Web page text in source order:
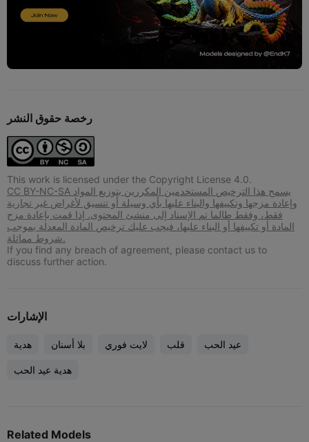
رخصة حقوق النشر
This work is licensed under the Copyright License 4.0.
CC BY-NC-SA يسمح هذا الترخيص المستخدمين المكررين بتوزيع المواد
وإعادة مزجها وتكييفها والبناء عليها بأي وسيلة أو تنسيق لأغراض غير تجارية
فقط، وفقط طالما تم الإسناد إلى منشئ المحتوى. إذا قمت بإعادة مزج
المادة أو تكييفها أو البناء عليها، فيجب عليك ترخيص المادة المعدلة بموجب
شروط مماثلة.
If you find any breach of agreement, please contact us to
discuss further action.
الإشارات
هدية بلا أسنان لايت فوري قلب عيد الحب
هدية عيد الحب
Related Models